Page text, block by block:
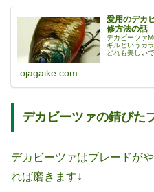
愛用のデカ
修方法の話
デカビーツァ
ギルというカ
どれも美しい
ojagaike.com
デカビーツァの錆びた
デカビーツァはブレードが
れば磨きます↓